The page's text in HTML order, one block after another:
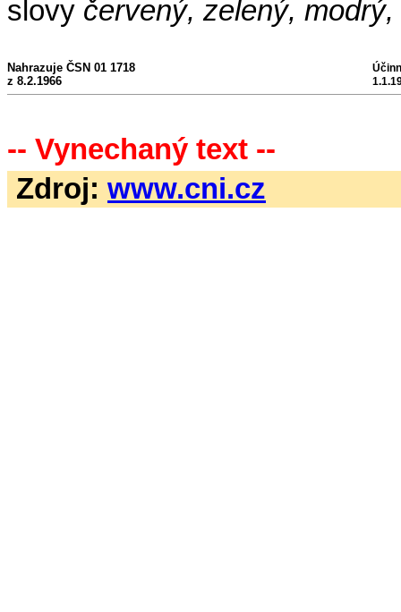
slovy červený, zelený,
Nahrazuje ČSN 01 1718
z 8.2.1966
-- Vynechaný text --
Zdroj: www.cni.cz